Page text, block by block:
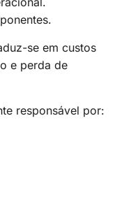
se em custos
e perda de
responsável por: